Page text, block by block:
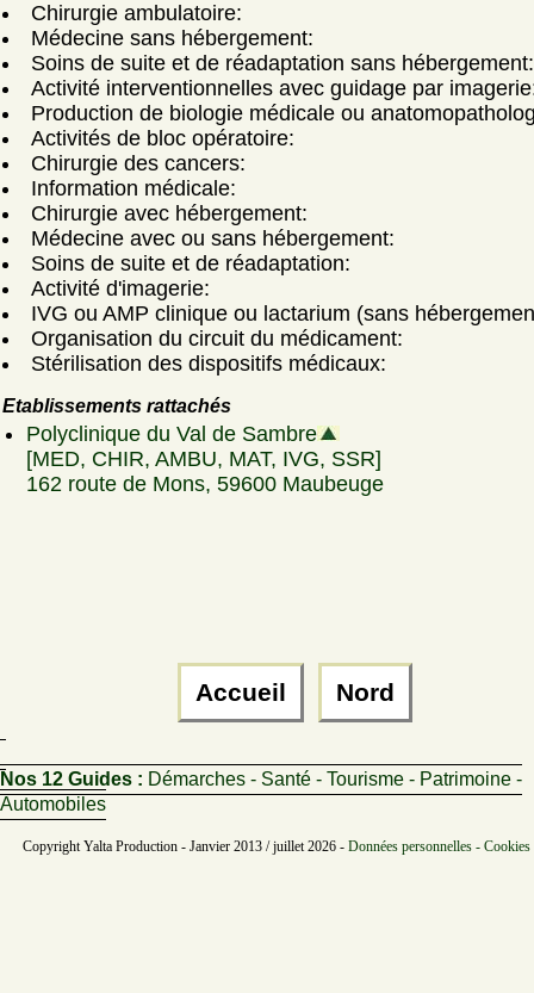
Chirurgie ambulatoire:
Médecine sans hébergement:
Soins de suite et de réadaptation sans hébergement:
Activité interventionnelles avec guidage par
Production de biologie médicale ou
Activités de bloc opératoire:
Chirurgie des cancers:
Information médicale:
Chirurgie avec hébergement:
Médecine avec ou sans hébergement:
Soins de suite et de réadaptation:
Activité d'imagerie:
IVG ou AMP clinique ou lactarium (sans
Organisation du circuit du médicament:
Stérilisation des dispositifs médicaux:
Etablissements rattachés
Polyclinique du Val de Sambre
[MED, CHIR, AMBU, MAT, IVG, SSR]
162 route de Mons, 59600 Maubeuge
Accueil Nord
Nos 12 Guides : Démarches - Santé - Tourisme - Patrimoine -
Automobiles
Copyright Yalta Production - Janvier 2013 / juillet 2026 - Données personnelles -